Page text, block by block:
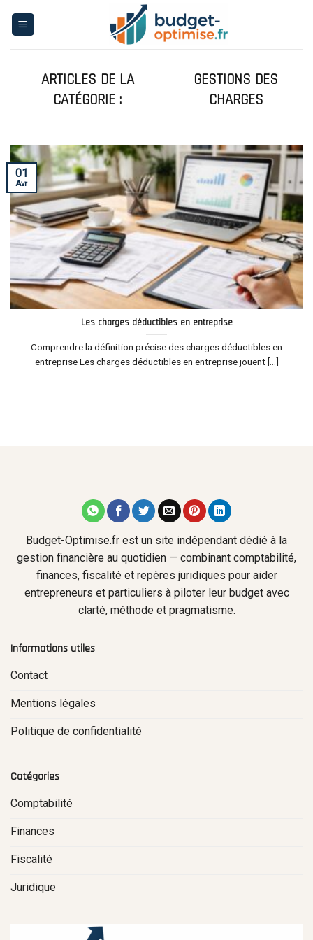
GESTIONS DES
CHARGES
Les charges déductibles en entreprise
Comprendre la définition précise des charges déductibles en
entreprise Les charges déductibles en entreprise jouent [...]
01
Avr
Budget-Optimise.fr est un site indépendant dédié à la
gestion financière au quotidien — combinant comptabilité,
finances, fiscalité et repères juridiques pour aider
entrepreneurs et particuliers à piloter leur budget avec
clarté, méthode et pragmatisme.
Informations utiles
Contact
Mentions légales
Politique de confidentialité
Catégories
Comptabilité
Finances
Fiscalité
Juridique